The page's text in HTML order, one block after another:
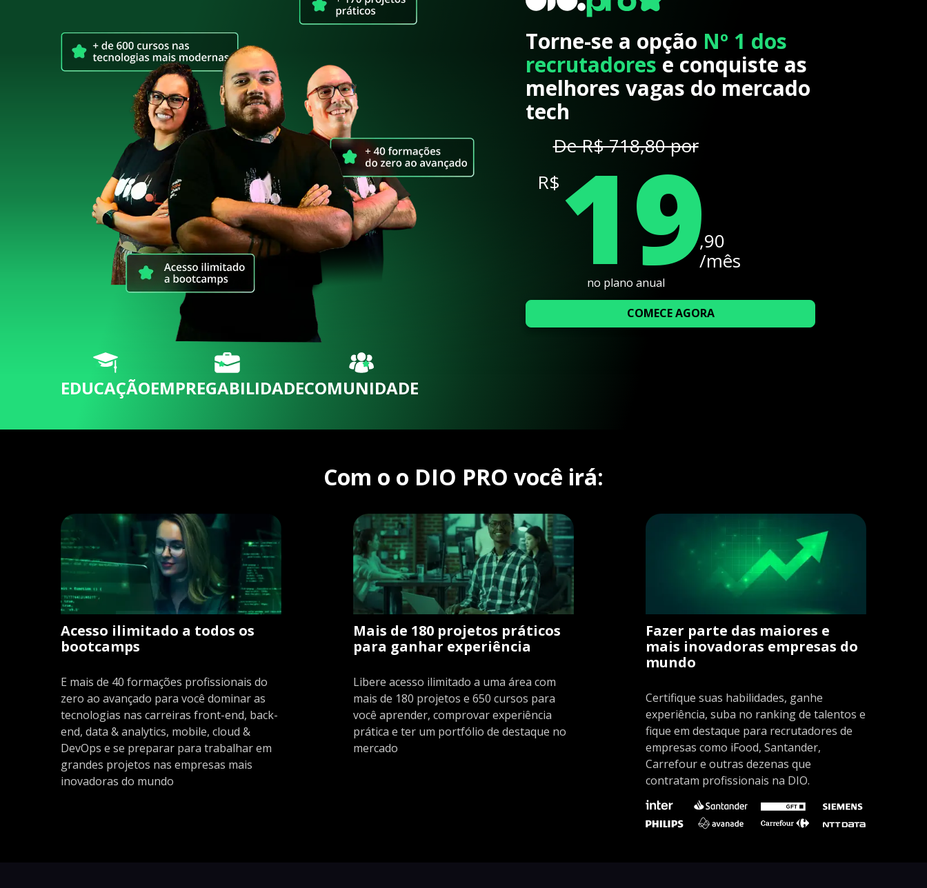
EDUCAÇÃOEMPREGABILIDADECOMUNIDADE
Torne-se a opção Nº 1 dos
recrutadores e conquiste as
melhores vagas do mercado
tech
De R$ 718,80 por
R$ 19,90
/mês
no plano anual
COMECE AGORA
Com o o DIO PRO você irá:
Acesso ilimitado a todos os
bootcamps
E mais de 40 formações profissionais do
zero ao avançado para você dominar as
tecnologias nas carreiras front-end, back-
end, data & analytics, mobile, cloud &
DevOps e se preparar para trabalhar em
grandes projetos nas empresas mais
inovadoras do mundo
Mais de 180 projetos práticos
para ganhar experiência
Libere acesso ilimitado a uma área com
mais de 180 projetos e 650 cursos para
você aprender, comprovar experiência
prática e ter um portfólio de destaque no
mercado
Fazer parte das maiores e
mais inovadoras empresas do
mundo
Certifique suas habilidades, ganhe
experiência, suba no ranking de talentos e
fique em destaque para recrutadores de
empresas como iFood, Santander,
Carrefour e outras dezenas que
contratam profissionais na DIO.